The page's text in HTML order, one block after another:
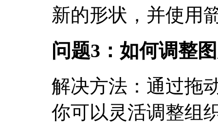
新的形状，并使用
问题3：如何调整
解决方法：通过拖
你可以灵活调整组